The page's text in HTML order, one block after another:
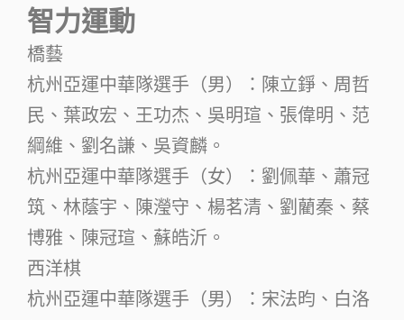
智力運動
橋藝
杭州亞運中華隊選手（男）：陳立錚、周哲
民、葉政宏、王功杰、吳明瑄、張偉明、范
綱維、劉名謙、吳資麟。
杭州亞運中華隊選手（女）：劉佩華、蕭冠
筑、林蔭宇、陳瀅守、楊茗清、劉藺秦、蔡
博雅、陳冠瑄、蘇皓沂。
西洋棋
杭州亞運中華隊選手（男）：宋法昀、白洛